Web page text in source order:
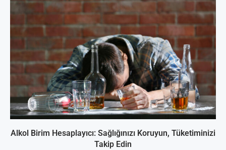
Alkol Birim Hesaplayıcı: Sağlığınızı Koruyun, Tüketiminizi
Takip Edin